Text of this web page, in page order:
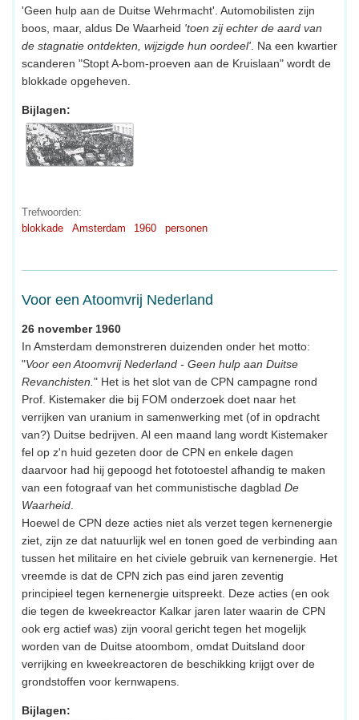
'Geen hulp aan de Duitse Wehrmacht'. Automobilisten zijn
boos, maar, aldus De Waarheid 'toen zij echter de aard van
de stagnatie ontdekten, wijzigde hun oordeel' . Na een kwartier
scanderen "Stopt A-bom-proeven aan de Kruislaan" wordt de
blokkade opgeheven.
Bijlagen:
Trefwoorden:
blokkade
Amsterdam 1960 personen
Voor een Atoomvrij Nederland
26 november 1960
In Amsterdam demonstreren duizenden onder het motto:
"Voor een Atoomvrij Nederland - Geen hulp aan Duitse
Revanchisten." Het is het slot van de CPN campagne rond
Prof. Kistemaker die bij FOM onderzoek doet naar het
verrijken van uranium in samenwerking met (of in opdracht
van?) Duitse bedrijven. Al een maand lang wordt Kistemaker
fel op z'n huid gezeten door de CPN en enkele dagen
daarvoor had hij gepoogd het fototoestel afhandig te maken
van een fotograaf van het communistische dagblad De
Waarheid.
Hoewel de CPN deze acties niet als verzet tegen kernenergie
ziet, zijn ze dat natuurlijk wel en tonen goed de verbinding aan
tussen het militaire en het civiele gebruik van kernenergie. Het
vreemde is dat de CPN zich pas eind jaren zeventig
principieel tegen kernenergie uitspreekt. Deze acties (en ook
die tegen de kweekreactor Kalkar jaren later waarin de CPN
ook erg actief was) zijn vooral gericht tegen het mogelijk
worden van de Duitse atoombom, omdat Duitsland door
verrijking en kweekreactoren de beschikking krijgt over de
grondstoffen voor kernwapens.
Bijlagen: